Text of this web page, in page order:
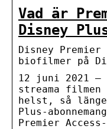
Vad är
Disney
Disney
biofilmer på
12 juni 2021 —
streama filmen
helst, så
Plus-
Premier